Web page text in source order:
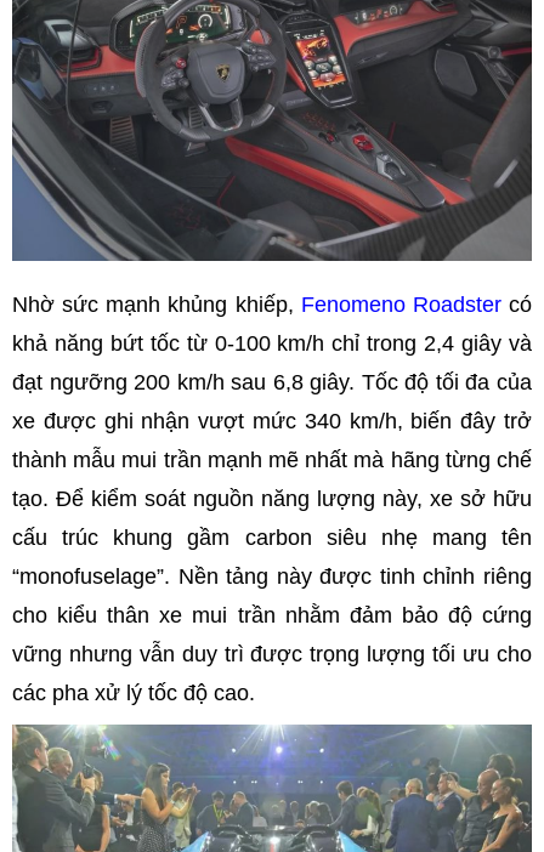
Nhờ sức mạnh khủng khiếp, Fenomeno Roadstercó
khả năng bứt tốc từ 0-100 km/h chỉ trong 2,4 giây và
đạt ngưỡng 200 km/h sau 6,8 giây. Tốc độ tối đa của
xe được ghi nhận vượt mức 340 km/h, biến đây trở
thành mẫu mui trần mạnh mẽ nhất mà hãng từng chế
tạo. Để kiểm soát nguồn năng lượng này, xe sở hữu
cấu trúc khung gầm carbon siêu nhẹ mang tên
“monofuselage”. Nền tảng này được tinh chỉnh riêng
cho kiểu thân xe mui trần nhằm đảm bảo độ cứng
vững nhưng vẫn duy trì được trọng lượng tối ưu cho
các pha xử lý tốc độ cao.